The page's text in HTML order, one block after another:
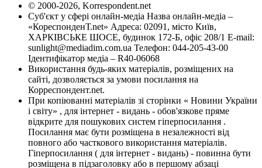
© 2000-2026, Korrespondent.net
Суб'єкт у сфері онлайн-медіа Назва онлайн-медіа –
«КореспонденТ.net» Адреса: 02091, місто Київ,
ХАРКІВСЬКЕ ШОСЕ, будинок 172-Б, офіс 208/1 E-mail:
sunlight@mediadim.com.ua Телефон: 044-205-43-00
Ідентифікатор медіа – R40-06068
Використання будь-яких матеріалів, розміщених на
сайті, дозволяється за умови посилання на
Корреспондент.net.
При копіюванні матеріалів зі сторінки « Новини України
і світу» , для інтернет - видань - обов'язкове пряме
відкрите для пошукових систем гіперпосилання .
Посилання має бути розміщена в незалежності від
повного або часткового використання матеріалів.
Гіперпосилання ( для інтернет - видань) - повинна бути
розміщена в підзаголовку або в першому абзаці